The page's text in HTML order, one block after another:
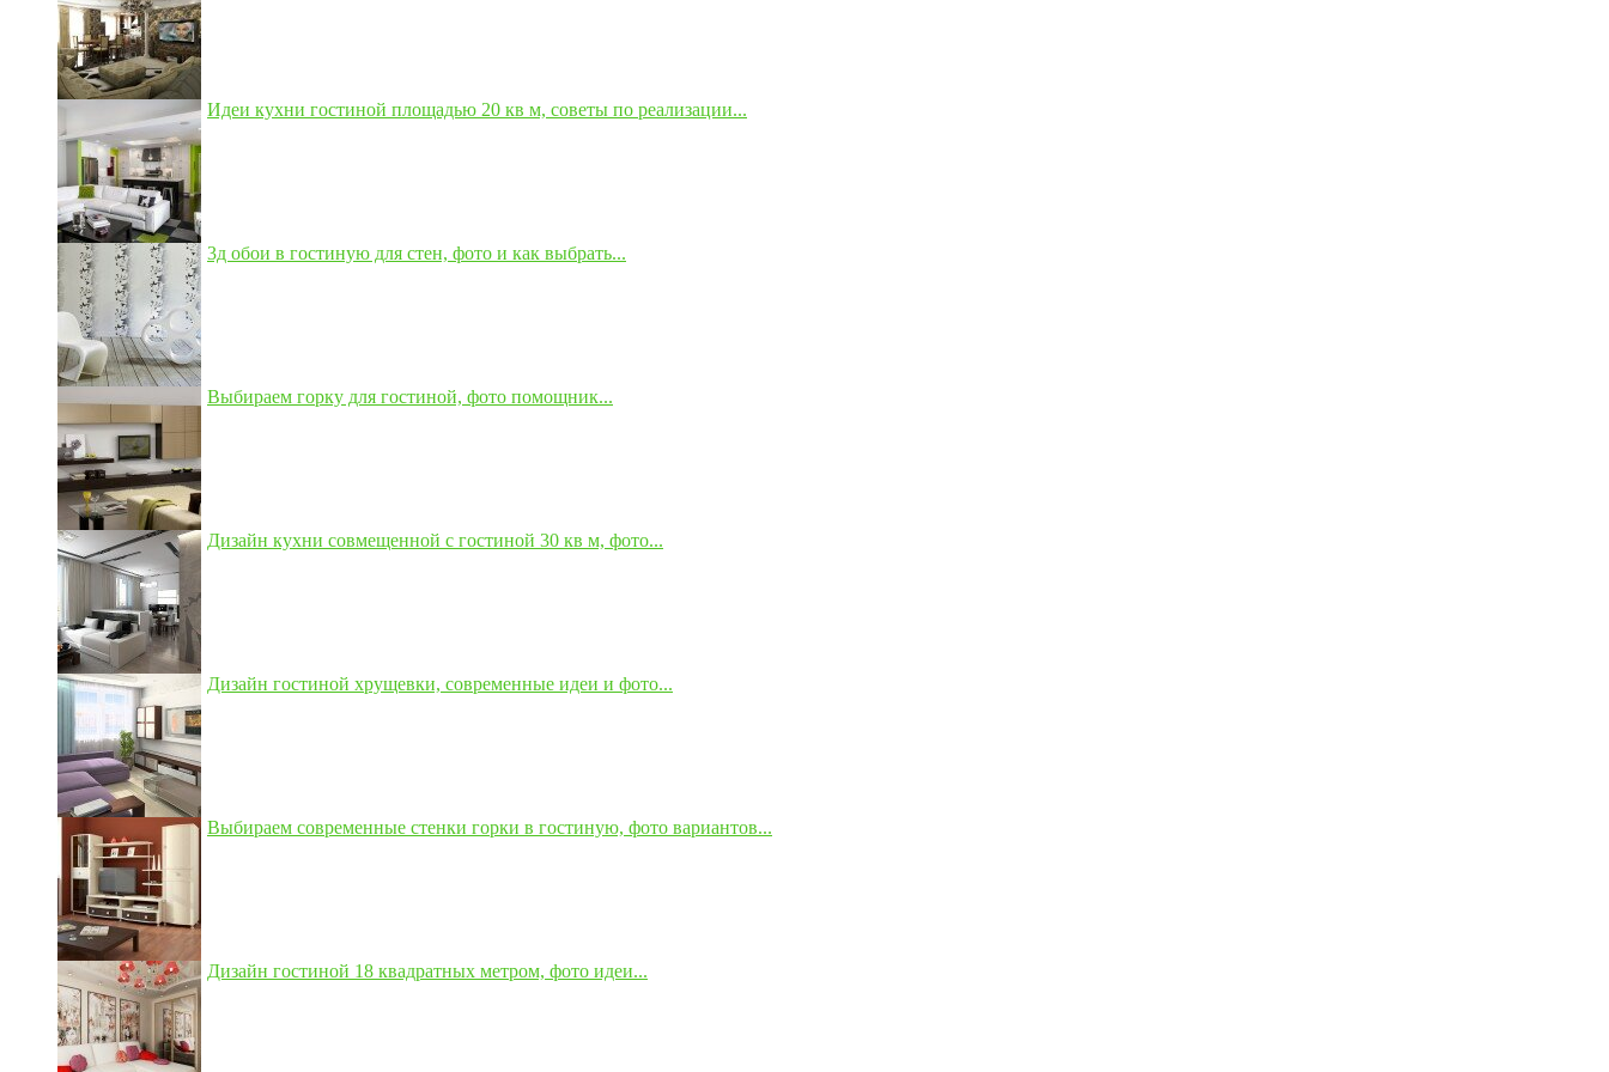
Идеи кухни гостиной площадью 20 кв м, советы по реализации...
3д обои в гостиную для стен, фото и как выбрать...
Выбираем горку для гостиной, фото помощник...
Дизайн кухни совмещенной с гостиной 30 кв м, фото...
Дизайн гостиной хрущевки, современные идеи и фото...
Выбираем современные стенки горки в гостиную, фото вариантов...
Дизайн гостиной 18 квадратных метром, фото идеи...